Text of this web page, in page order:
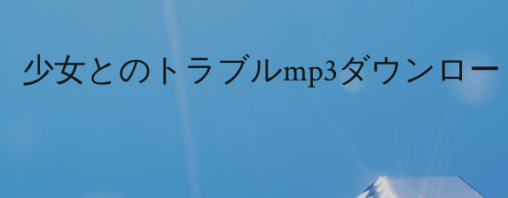
少女とのトラブルmp3ダウンロ